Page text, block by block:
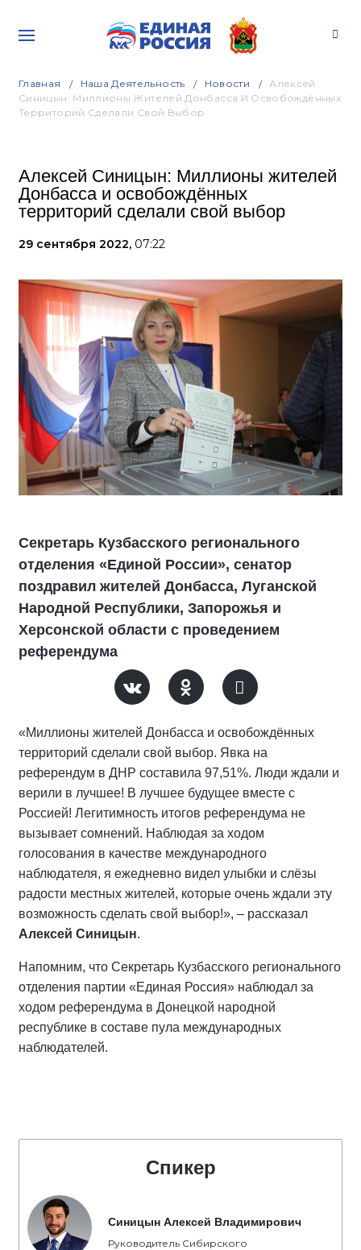
Главная Наша Деятельность Новости
Алексей
Синицын: Миллионы Жителей Донбасса И Освобождённых
Территорий Сделали Свой Выбор
Алексей Синицын: Миллионы жителей
Донбасса и освобождённых
территорий сделали свой выбор
29 сентября 2022, 07:22
Секретарь Кузбасского регионального
отделения «Единой России», сенатор
поздравил жителей Донбасса, Луганской
Народной Республики, Запорожья и
Херсонской области с проведением
референдума
«Миллионы жителей Донбасса и освобождённых
территорий сделали свой выбор. Явка на
референдум в ДНР составила 97,51%. Люди ждали и
верили в лучшее! В лучшее будущее вместе с
Россией! Легитимность итогов референдума не
вызывает сомнений. Наблюдая за ходом
голосования в качестве международного
наблюдателя, я ежедневно видел улыбки и слёзы
радости местных жителей, которые очень ждали эту
возможность сделать свой выбор!», – рассказал
Алексей Синицын.
Напомним, что Секретарь Кузбасского регионального
отделения партии «Единая Россия» наблюдал за
ходом референдума в Донецкой народной
республике в составе пула международных
наблюдателей.
Спикер
Синицын Алексей Владимирович
Руководитель Сибирского